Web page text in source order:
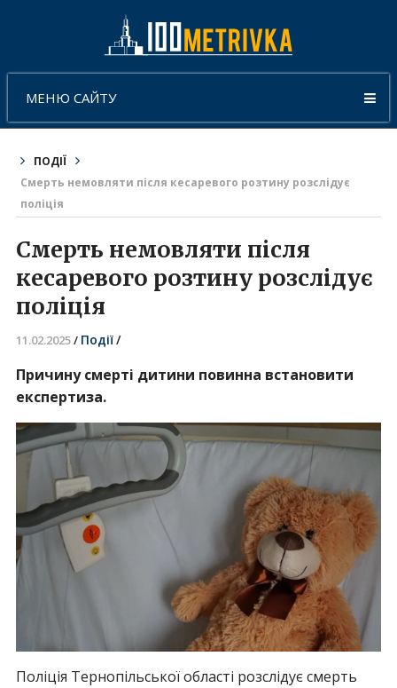
МЕНЮ САЙТУ
ПОДІЇ
Смерть немовляти після кесаревого розтину розслідує
поліція
Смерть немовляти після
кесаревого розтину розслідує
поліція
11.02.2025/ Події/
Причину смерті дитини повинна встановити
експертиза.
Поліція Тернопільської області розслідує смерть